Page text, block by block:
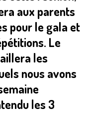
aux parents
pour le gala et
Le
les
nous avons
les 3